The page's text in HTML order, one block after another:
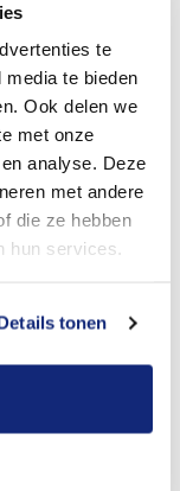
te
te bieden
Ook delen we
met onze
analyse. Deze
met andere
die ze hebben
hun services.
tonen
een betere